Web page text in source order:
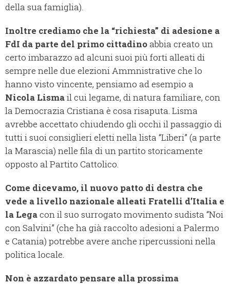
della sua famiglia).
Inoltre crediamo che la “richiesta” di adesione a
FdI da parte del primo cittadinoabbia creato un
certo imbarazzo ad alcuni suoi più forti alleati di
sempre nelle due elezioni Ammnistrative che lo
hanno visto vincente, pensiamo ad esempio a
Nicola Lismail cui legame, di natura familiare, con
la Democrazia Cristiana è cosa risaputa. Lisma
avrebbe accettato chiudendo gli occhi il passaggio di
tutti i suoi consiglieri eletti nella lista “Liberi” (a parte
la Marascia) nelle fila di un partito storicamente
opposto al Partito Cattolico.
Come dicevamo, il nuovo patto di destra che
vede a livello nazionale alleati Fratelli d’Italia e
la Legacon il suo surrogato movimento sudista “Noi
con Salvini” (che ha già raccolto adesioni a Palermo
e Catania) potrebbe avere anche ripercussioni nella
politica locale.
Non è azzardato pensare alla prossima